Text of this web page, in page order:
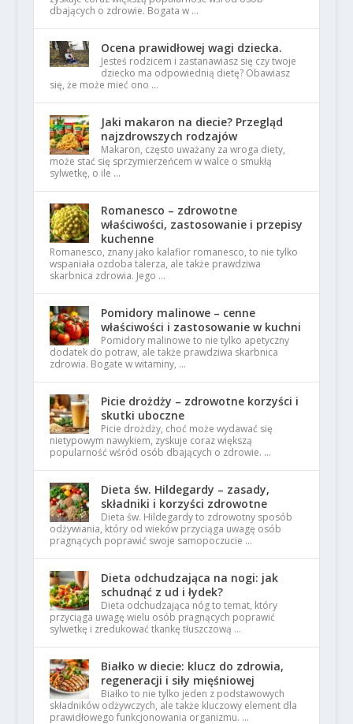
dbających o zdrowie. Bogata w …
Ocena prawidłowej wagi dziecka.
Jesteś rodzicem i zastanawiasz się czy twoje
dziecko ma odpowiednią dietę? Obawiasz
się, że może mieć ono …
Jaki makaron na diecie? Przegląd
najzdrowszych rodzajów
Makaron, często uważany za wroga diety,
może stać się sprzymierzeńcem w walce o smukłą
sylwetkę, o ile …
Romanesco – zdrowotne
właściwości, zastosowanie i przepisy
kuchenne
Romanesco, znany jako kalafior romanesco, to nie tylko
wspaniała ozdoba talerza, ale także prawdziwa
skarbnica zdrowia. Jego …
Pomidory malinowe – cenne
właściwości i zastosowanie w kuchni
Pomidory malinowe to nie tylko apetyczny
dodatek do potraw, ale także prawdziwa skarbnica
zdrowia. Bogate w witaminy, …
Picie drożdży – zdrowotne korzyści i
skutki uboczne
Picie drożdży, choć może wydawać się
nietypowym nawykiem, zyskuje coraz większą
popularność wśród osób dbających o zdrowie. …
Dieta św. Hildegardy – zasady,
składniki i korzyści zdrowotne
Dieta św. Hildegardy to zdrowotny sposób
odżywiania, który od wieków przyciąga uwagę osób
pragnących poprawić swoje samopoczucie …
Dieta odchudzająca na nogi: jak
schudnąć z ud i łydek?
Dieta odchudzająca nóg to temat, który
przyciąga uwagę wielu osób pragnących poprawić
sylwetkę i zredukować tkankę tłuszczową …
Białko w diecie: klucz do zdrowia,
regeneracji i siły mięśniowej
Białko to nie tylko jeden z podstawowych
składników odżywczych, ale także kluczowy element dla
prawidłowego funkcjonowania organizmu. …